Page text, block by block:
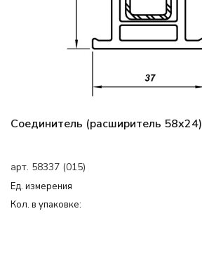
Соединитель (расширитель 58х24)
арт. 58337 (015)
Ед. измерения
Кол. в упаковке: